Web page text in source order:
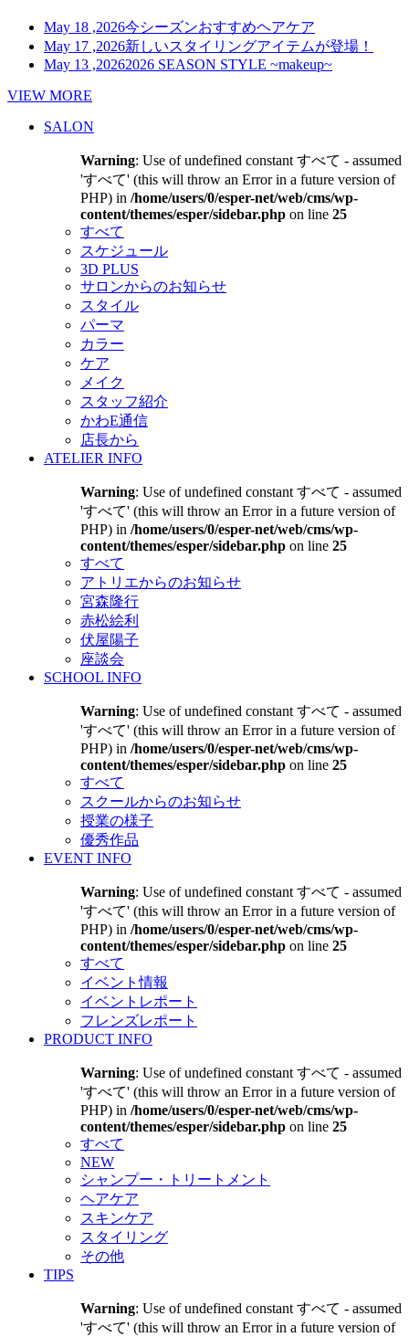
May 18 ,2026今シーズンおすすめヘアケア
May 17 ,2026新しいスタイリングアイテムが登場！
May 13 ,20262026 SEASON STYLE ~makeup~
VIEW MORE
SALON
Warning: Use of undefined constant すべて - assumed
'すべて' (this will throw an Error in a future version of
PHP) in /home/users/0/esper-net/web/cms/wp-
content/themes/esper/sidebar.php on line 25
すべて
スケジュール
3D PLUS
サロンからのお知らせ
スタイル
パーマ
カラー
ケア
メイク
スタッフ紹介
かわE通信
店長から
ATELIER INFO
Warning: Use of undefined constant すべて - assumed
'すべて' (this will throw an Error in a future version of
PHP) in /home/users/0/esper-net/web/cms/wp-
content/themes/esper/sidebar.php on line 25
すべて
アトリエからのお知らせ
宮森隆行
赤松絵利
伏屋陽子
座談会
SCHOOL INFO
Warning: Use of undefined constant すべて - assumed
'すべて' (this will throw an Error in a future version of
PHP) in /home/users/0/esper-net/web/cms/wp-
content/themes/esper/sidebar.php on line 25
すべて
スクールからのお知らせ
授業の様子
優秀作品
EVENT INFO
Warning: Use of undefined constant すべて - assumed
'すべて' (this will throw an Error in a future version of
PHP) in /home/users/0/esper-net/web/cms/wp-
content/themes/esper/sidebar.php on line 25
すべて
イベント情報
イベントレポート
フレンズレポート
PRODUCT INFO
Warning: Use of undefined constant すべて - assumed
'すべて' (this will throw an Error in a future version of
PHP) in /home/users/0/esper-net/web/cms/wp-
content/themes/esper/sidebar.php on line 25
すべて
NEW
シャンプー・トリートメント
ヘアケア
スキンケア
スタイリング
その他
TIPS
Warning: Use of undefined constant すべて - assumed
'すべて' (this will throw an Error in a future version of